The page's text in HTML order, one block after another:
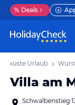
% Deals
Urlaub
Villa am
Schwalbenstieg